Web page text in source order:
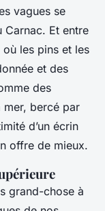
vagues se
Carnac. Et entre
les pins et les
et des
des
mer, bercé par
d’un écrin
offre de mieux.
grand-chose à